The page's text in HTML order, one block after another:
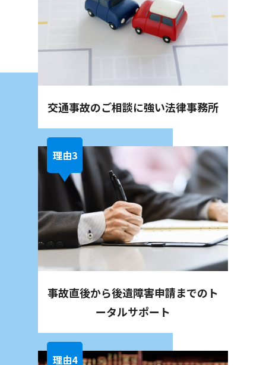
交通事故のご相談に強い法律事務所
事故直後から後遺障害申請までの ト
ータルサポート